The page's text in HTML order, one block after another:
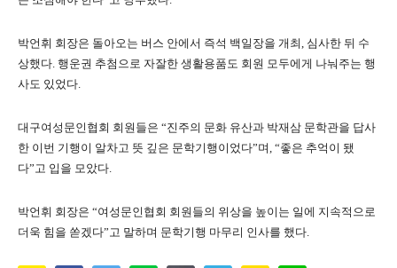
박언휘 회장은 돌아오는 버스 안에서 즉석 백일장을 개최, 심사한 뒤 수
상했다. 행운권 추첨으로 자잘한 생활용품도 회원 모두에게 나눠주는 행
사도 있었다.
대구여성문인협회 회원들은 “진주의 문화 유산과 박재삼 문학관을 답사
한 이번 기행이 알차고 뜻 깊은 문학기행이었다”며, “좋은 추억이 됐
다”고 입을 모았다.
박언휘 회장은 “여성문인협회 회원들의 위상을 높이는 일에 지속적으로
더욱 힘을 쏟겠다”고 말하며 문학기행 마무리 인사를 했다.